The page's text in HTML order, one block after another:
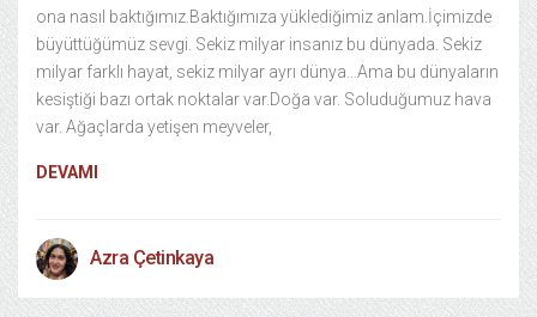
ona nasıl baktığımız.Baktığımıza yüklediğimiz anlam.İçimizde
büyüttüğümüz sevgi. Sekiz milyar insanız bu dünyada. Sekiz
milyar farklı hayat, sekiz milyar ayrı dünya…Ama bu dünyaların
kesiştiği bazı ortak noktalar var.Doğa var. Soluduğumuz hava
var. Ağaçlarda yetişen meyveler,
DEVAMI
Azra Çetinkaya